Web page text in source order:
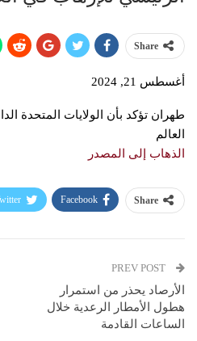
Share
أغسطس 21, 2024
طهران تؤكد بأن الولايات المتحدة
العالم
الذهاب إلى المصدر
Share
Facebook
الأرصاد يحذر من استمرار
هطول الأمطار الرعدية خلال
الساعات القادمة